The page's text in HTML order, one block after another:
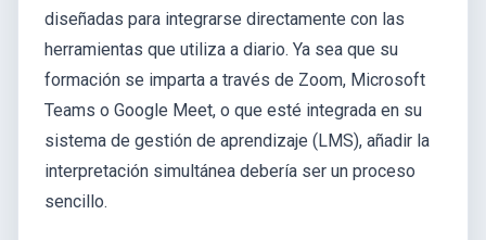
diseñadas para integrarse directamente con las
herramientas que utiliza a diario. Ya sea que su
formación se imparta a través de Zoom, Microsoft
Teams o Google Meet, o que esté integrada en su
sistema de gestión de aprendizaje (LMS), añadir la
interpretación simultánea debería ser un proceso
sencillo.